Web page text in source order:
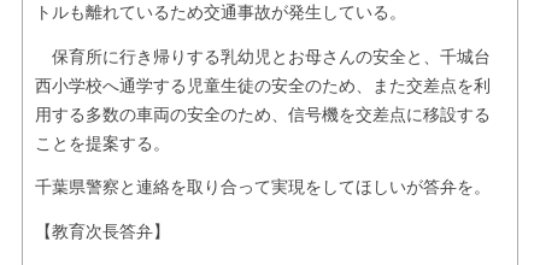
トルも離れているため交通事故が発生している。
保育所に行き帰りする乳幼児とお母さんの安全と、千城台
西小学校へ通学する児童生徒の安全のため、また交差点を利
用する多数の車両の安全のため、信号機を交差点に移設する
ことを提案する。
千葉県警察と連絡を取り合って実現をしてほしいが答弁を。
【教育次長答弁】